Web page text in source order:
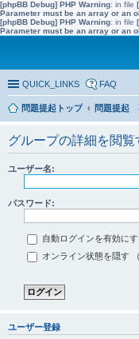
[phpBB Debug] PHP Warning: in file
Parameter must be an array or an
[phpBB Debug] PHP Warning: in file
Parameter must be an array or an
QUICK_LINKS FAQ
問題提起トップ
問題提起
グループの詳細を閲
ユーザー名:
パスワード:
自動ログインを有効にす
オンライン状態を隠す
ユーザー登録